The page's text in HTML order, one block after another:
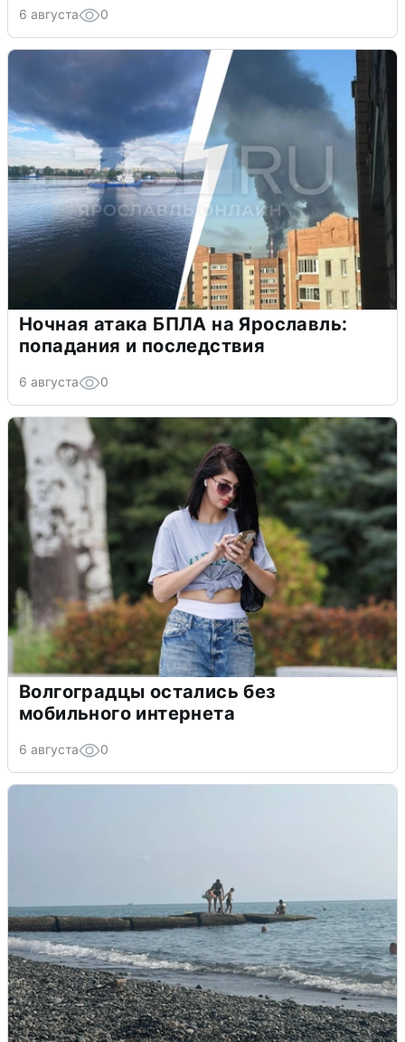
6 августа 0
Ночная атака БПЛА на Ярославль:
попадания и последствия
6 августа 0
Волгоградцы остались без
мобильного интернета
6 августа 0